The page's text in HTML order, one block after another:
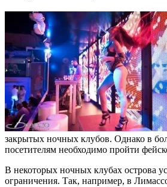
закрытых ночных клубов. Однако в
посетителям необходимо пройти
В некоторых ночных клубах острова
ограничения. Так, например, в